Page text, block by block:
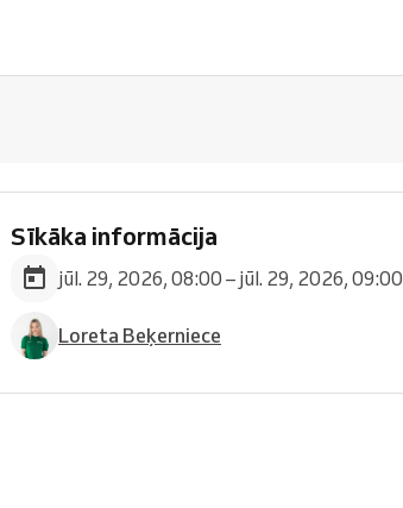
Sīkāka informācija
jūl. 29, 2026, 08:00 – jūl. 29, 2026, 09:00
Loreta Beķerniece